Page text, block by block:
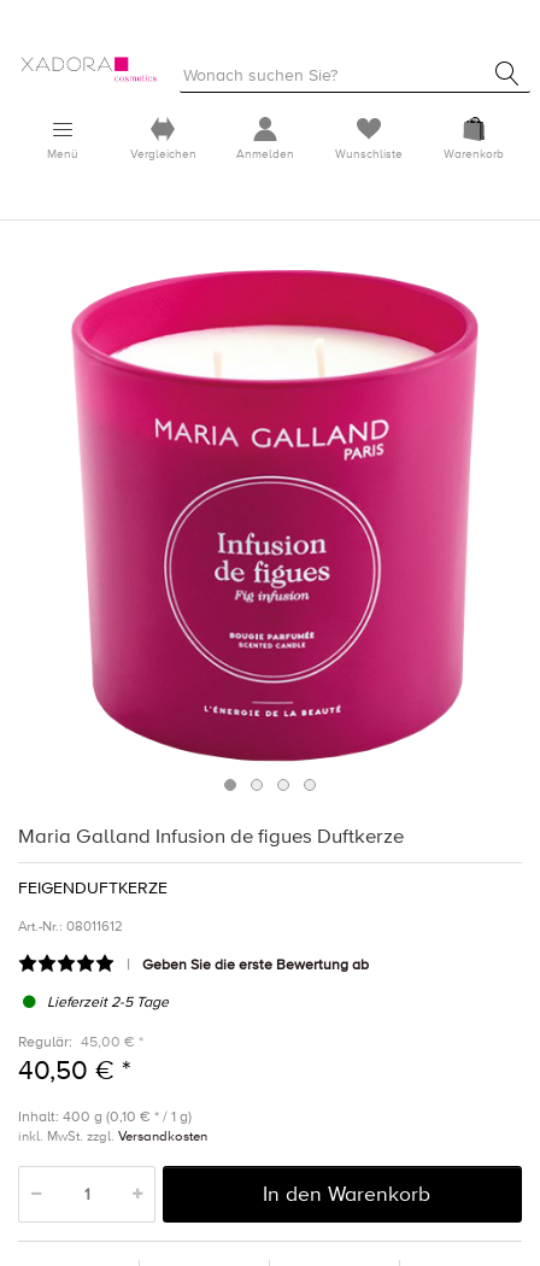
Menü Vergleichen Anmelden Wunschliste Warenkorb
Maria Galland Infusion de figues Duftkerze
FEIGENDUFTKERZE
Art.-Nr.: 08011612
Geben Sie die erste Bewertung ab
Lieferzeit 2-5 Tage
Regulär: 45,00 € *
40,50 € *
Inhalt: 400 g (0,10 € * / 1 g)
inkl. MwSt. zzgl. Versandkosten
In den Warenkorb